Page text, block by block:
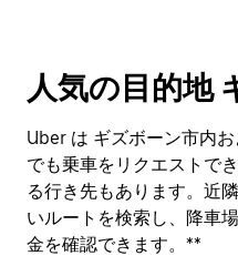
人気の目的地
Uber は ギズボーン市内
でも乗車をリクエストで
る行き先もあります。近
いルートを検索し、降車
金を確認できます。**